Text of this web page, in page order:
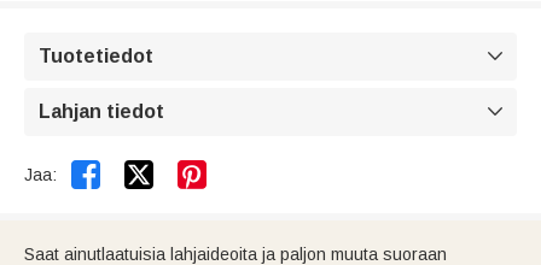
Tuotetiedot 
Lahjan tiedot 
Jaa:  
Saat ainutlaatuisia lahjaideoita ja paljon muuta suoraan